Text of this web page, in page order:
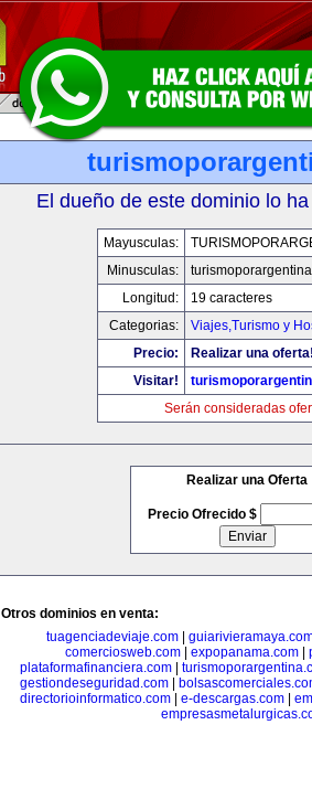
El dueño de este dominio lo
Mayusculas:
Minusculas:
Longitud:
19 caracteres
Categorias:
Viajes,Turismo y
Precio:
Realizar una
Visitar!
Serán consideradas
Realizar una Oferta
Precio Ofrecido $
Otros dominios en venta:
tuagenciadeviaje.com|
comerciosweb.com
expopanama.com
plataformafinanciera.com
gestiondeseguridad.com
directorioinformatico.com
e-descargas.com